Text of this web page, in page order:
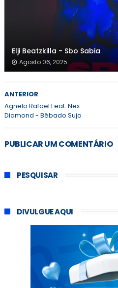
Elji Beatzkilla - Sbo Sabia
Agosto 06, 2025
ANTERIOR
Agnelo Rafael Feat. Nex
Diamond - Bêbado Sujo
PUBLICAR UM COMENTÁRIO
PESQUISAR
DIVULGUE AQUI